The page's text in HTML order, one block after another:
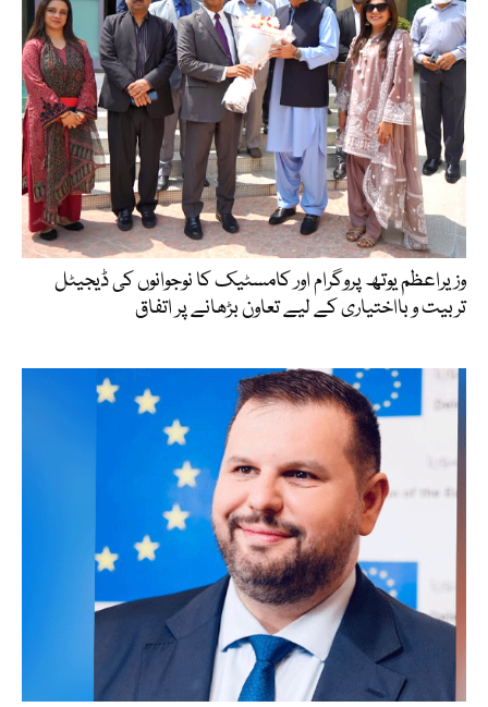
وزیراعظم یوتھ پروگرام اور کامسٹیک کا نوجوانوں کی ڈیجیٹل
تربیت و بااختیاری کے لیے تعاون بڑھانے پر اتفاق